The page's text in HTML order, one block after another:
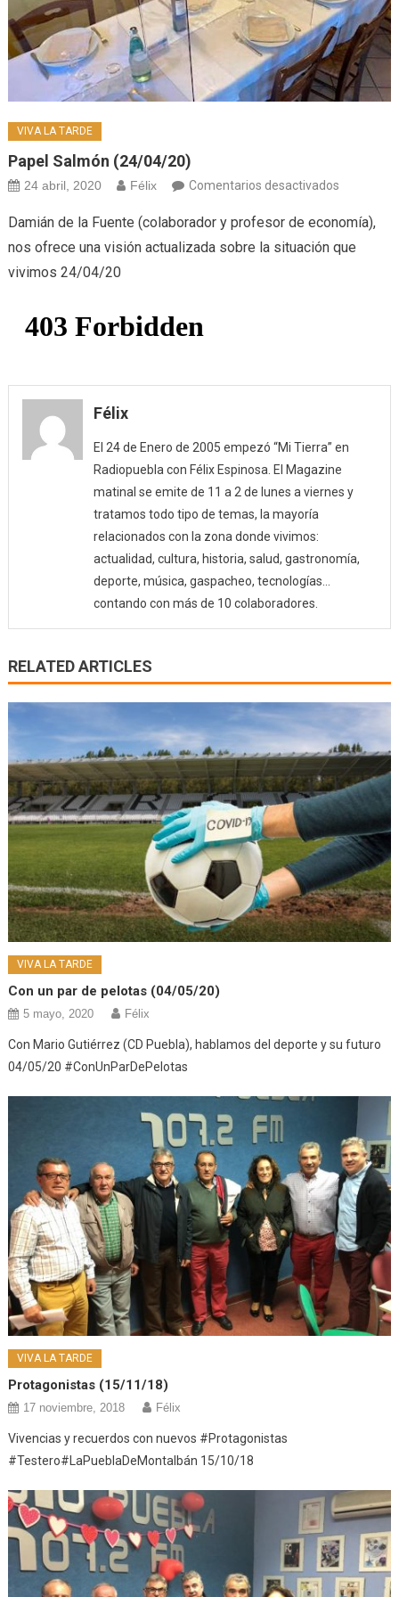
VIVA LA TARDE
Papel Salmón (24/04/20)
24 abril, 2020 Félix Comentarios desactivadosen
salmón
(24/04/
Damián de la Fuente (colaborador y profesor de economía),
nos ofrece una visión actualizada sobre la situación que
vivimos 24/04/20
Félix
El 24 de Enero de 2005 empezó “Mi Tierra” en
Radiopuebla con Félix Espinosa. El Magazine
matinal se emite de 11 a 2 de lunes a viernes y
tratamos todo tipo de temas, la mayoría
relacionados con la zona donde vivimos:
actualidad, cultura, historia, salud, gastronomía,
deporte, música, gaspacheo, tecnologías…
contando con más de 10 colaboradores.
RELATED ARTICLES
VIVA LA TARDE
Con un par de pelotas (04/05/20)
5 mayo, 2020 Félix
Con Mario Gutiérrez (CD Puebla), hablamos del deporte y su futuro
04/05/20 #ConUnParDePelotas
VIVA LA TARDE
Protagonistas (15/11/18)
17 noviembre, 2018 Félix
Vivencias y recuerdos con nuevos #Protagonistas
#Testero#LaPueblaDeMontalbán 15/10/18